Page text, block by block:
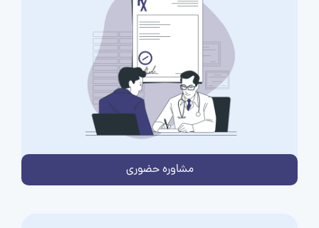
مشاوره حضوری